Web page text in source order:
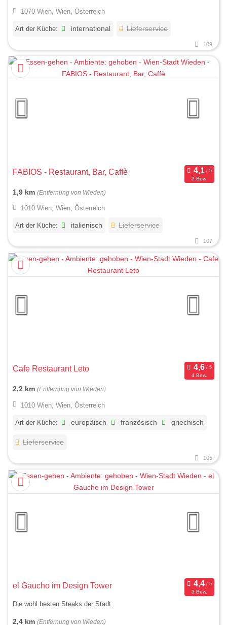
1070 Wien, Wien, Österreich
Art der Küche: international Lieferservice
109
FABIOS - Restaurant, Bar, Caffè
3 Bew.
1,9 km (Entfernung von Wieden)
1010 Wien, Wien, Österreich
Art der Küche: italienisch Lieferservice
107
Cafe Restaurant Leto
4 Bew.
2,2 km (Entfernung von Wieden)
1010 Wien, Wien, Österreich
Art der Küche: europäisch französisch griechisch
Lieferservice
105
el Gaucho im Design Tower
3 Bew.
Die wohl besten Steaks der Stadt
2,4 km (Entfernung von Wieden)